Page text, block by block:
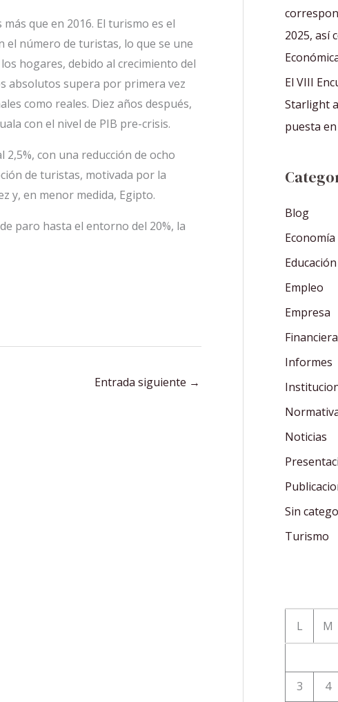
que en 2016. El turismo es el
el número de turistas, lo que se une
hogares, debido al crecimiento del
absolutos supera por primera vez
como reales. Diez años después,
con el nivel de PIB pre-crisis.
con una reducción de ocho
de turistas, motivada por la
y, en menor medida, Egipto.
paro hasta el entorno del 20%, la
Entrada siguiente →
2025, así
El VIII
Starlight
puesta
Blog
Economía
Educación
Empleo
Empresa
Financiera
Informes
Noticias
Sin
Turismo
L M
3
4